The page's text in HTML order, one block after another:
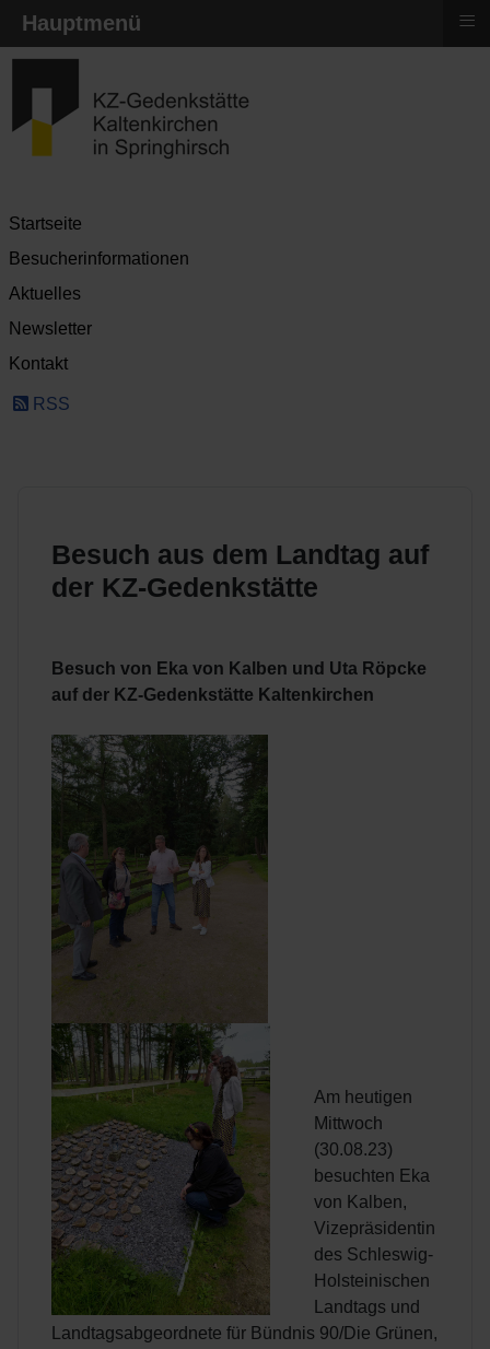
Startseite
Besucherinformationen
Aktuelles
Newsletter
Kontakt
RSS
Besuch aus dem Landtag auf
der KZ-Gedenkstätte
Besuch von Eka von Kalben und Uta Röpcke
auf der KZ-Gedenkstätte Kaltenkirchen
Am heutigen
Mittwoch
(30.08.23)
besuchten Eka
von Kalben,
Vizepräsidentin
des Schleswig-
Holsteinischen
Landtags und
Landtagsabgeordnete für Bündnis 90/Die Grünen,
Hauptmenü ≡